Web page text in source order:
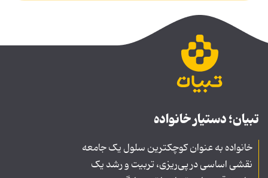
تبیان؛ دستیار خانواده
خانواده به عنوان کوچکترین سلول یک جامعه
نقشی اساسی در پی‌ریزی، تربیت و رشد یک